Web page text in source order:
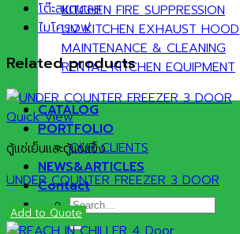
KITCHEN FIRE SUPPRESSION
UV KITCHEN EXHAUST HOOD
MAINTENANCE & CLEANING
RENTAL KITCHEN EQUIPMENT
CATALOG
PORTFOLIO
OUR CLIENTS
NEWS&ARTICLES
Contact
Search
for:
โต๊ะสแตนเลส
ไมโครเวฟ
Related products
Quick View
ตู้แช่เย็นและตู้แช่แข็ง
UNDER COUNTER FREEZER 3 DOOR
Add to Quote